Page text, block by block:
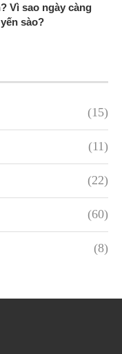
Vì sao ngày càng
sào?
(15)
(11)
(22)
(60)
(8)